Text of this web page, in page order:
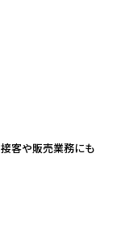
接客や販売業務にも